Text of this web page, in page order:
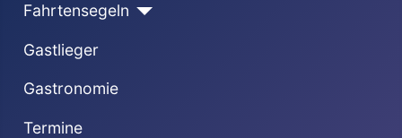
Fahrtensegeln
Gastlieger
Gastronomie
Termine